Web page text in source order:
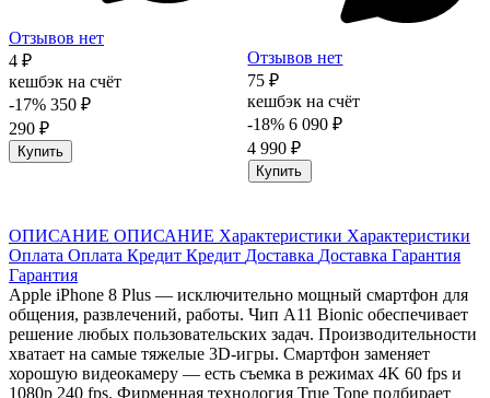
Отзывов нет
4 ₽
кешбэк на счёт
-17% 350 ₽
290 ₽
Купить
Отзывов нет
75 ₽
кешбэк на счёт
-18% 6 090 ₽
4 990 ₽
Купить
ОПИСАНИЕ ОПИСАНИЕ Характеристики Характеристики
Оплата Оплата Кредит Кредит Доставка Доставка Гарантия
Гарантия
Apple iPhone 8 Plus — исключительно мощный смартфон для
общения, развлечений, работы. Чип A11 Bionic обеспечивает
решение любых пользовательских задач. Производительности
хватает на самые тяжелые 3D-игры. Смартфон заменяет
хорошую видеокамеру — есть съемка в режимах 4K 60 fps и
1080p 240 fps. Фирменная технология True Tone подбирает